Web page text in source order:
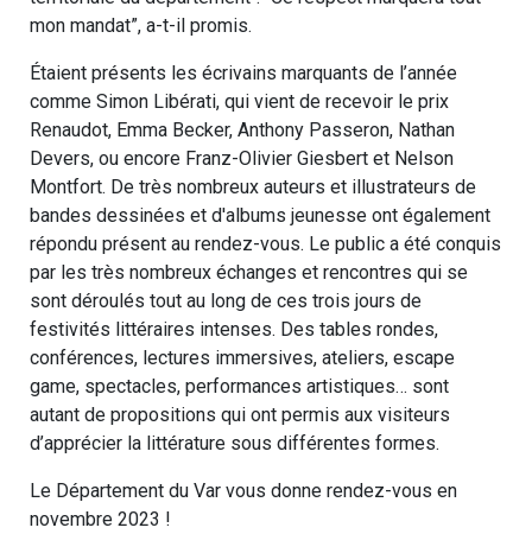
mon mandat”, a-t-il promis.
Étaient présents les écrivains marquants de l’année
comme Simon Libérati, qui vient de recevoir le prix
Renaudot, Emma Becker, Anthony Passeron, Nathan
Devers, ou encore Franz-Olivier Giesbert et Nelson
Montfort. De très nombreux auteurs et illustrateurs de
bandes dessinées et d'albums jeunesse ont également
répondu présent au rendez-vous. Le public a été conquis
par les très nombreux échanges et rencontres qui se
sont déroulés tout au long de ces trois jours de
festivités littéraires intenses. Des tables rondes,
conférences, lectures immersives, ateliers, escape
game, spectacles, performances artistiques… sont
autant de propositions qui ont permis aux visiteurs
d’apprécier la littérature sous différentes formes.
Le Département du Var vous donne rendez-vous en
novembre 2023 !